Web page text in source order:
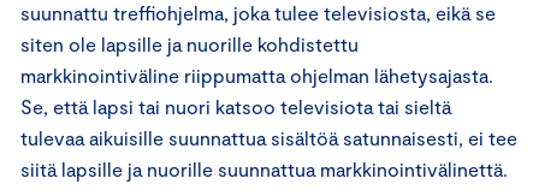
suunnattu treffiohjelma, joka tulee televisiosta, eikä se
siten ole lapsille ja nuorille kohdistettu
markkinointiväline riippumatta ohjelman lähetysajasta.
Se, että lapsi tai nuori katsoo televisiota tai sieltä
tulevaa aikuisille suunnattua sisältöä satunnaisesti, ei tee
siitä lapsille ja nuorille suunnattua markkinointivälinettä.